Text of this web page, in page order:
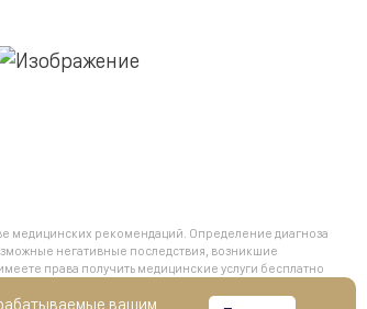
медицинских рекомендаций. Определение диагноза
негативные последствия, возникшие
права получить медицинские услуги бесплатно
гражданам медицинской помощи, обратившись
вашим